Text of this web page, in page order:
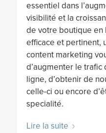
essentiel dans
visibilité et la
de votre boutique en
efficace et pertinent,
content marketing
d’augmenter le
ligne, d’obtenir de
celle-ci ou encore
specialité.
Lire la suite